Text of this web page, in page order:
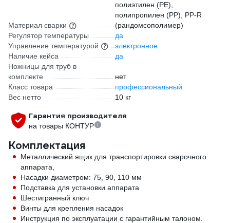
Материал сварки
полиэтилен (PE),
полипропилен (PP), PP-R
(рандомсополимер)
Регулятор температуры
да
Управление температурой
электронное
Наличие кейса
да
Ножницы для труб в
комплекте
нет
Класс товара
профессиональный
Вес нетто
10 кг
Гарантия производителя
на товары КОНТУР
Комплектация
Металлический ящик для транспортировки сварочного
аппарата,
Насадки диаметром: 75, 90, 110 мм
Подставка для установки аппарата
Шестигранный ключ
Винты для крепления насадок
Инструкция по эксплуатации с гарантийным талоном.